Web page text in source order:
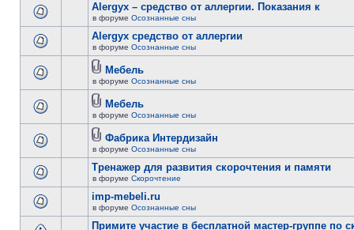
Alergyx – средство от аллергии. Показания к
в форуме Осознанные сны
Alergyx средство от аллергии
в форуме Осознанные сны
Мебель
в форуме Осознанные сны
Мебель
в форуме Осознанные сны
Фабрика Интердизайн
в форуме Осознанные сны
Тренажер для развития скорочтения и памяти
в форуме Скорочтение
imp-mebeli.ru
в форуме Осознанные сны
Примите участие в бесплатной мастер-группе по